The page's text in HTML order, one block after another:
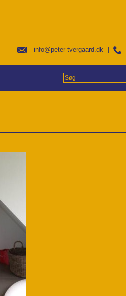
info@peter-tvergaard.dk